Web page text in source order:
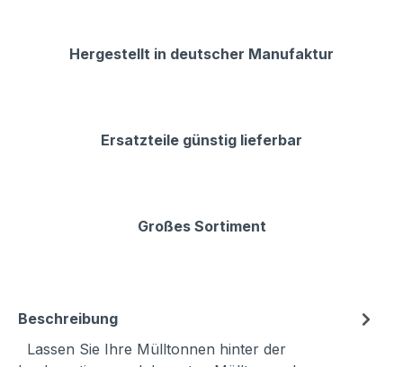
Hergestellt in deutscher Manufaktur
Ersatzteile günstig lieferbar
Großes Sortiment
Beschreibung
Lassen Sie Ihre Mülltonnen hinter der